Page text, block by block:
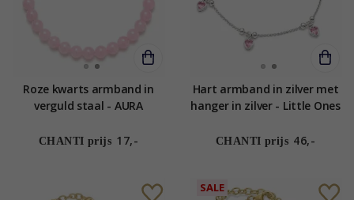
Roze kwarts armband in
verguld staal - AURA
CHANTI prijs 17,-
Hart armband in zilver met
hanger in zilver - Little Ones
CHANTI prijs 46,-
SALE